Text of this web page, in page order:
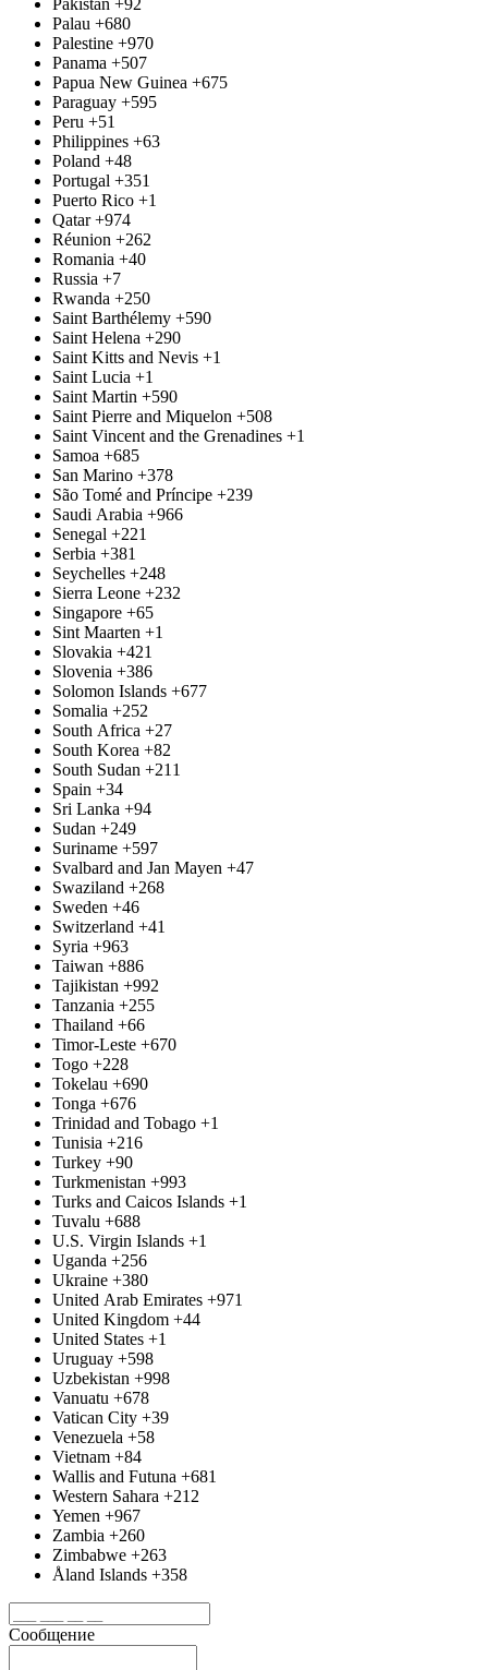
Pakistan +92
Palau +680
Palestine +970
Panama +507
Papua New Guinea +675
Paraguay +595
Peru +51
Philippines +63
Poland +48
Portugal +351
Puerto Rico +1
Qatar +974
Réunion +262
Romania +40
Russia +7
Rwanda +250
Saint Barthélemy +590
Saint Helena +290
Saint Kitts and Nevis +1
Saint Lucia +1
Saint Martin +590
Saint Pierre and Miquelon +508
Saint Vincent and the Grenadines +1
Samoa +685
San Marino +378
São Tomé and Príncipe +239
Saudi Arabia +966
Senegal +221
Serbia +381
Seychelles +248
Sierra Leone +232
Singapore +65
Sint Maarten +1
Slovakia +421
Slovenia +386
Solomon Islands +677
Somalia +252
South Africa +27
South Korea +82
South Sudan +211
Spain +34
Sri Lanka +94
Sudan +249
Suriname +597
Svalbard and Jan Mayen +47
Swaziland +268
Sweden +46
Switzerland +41
Syria +963
Taiwan +886
Tajikistan +992
Tanzania +255
Thailand +66
Timor-Leste +670
Togo +228
Tokelau +690
Tonga +676
Trinidad and Tobago +1
Tunisia +216
Turkey +90
Turkmenistan +993
Turks and Caicos Islands +1
Tuvalu +688
U.S. Virgin Islands +1
Uganda +256
Ukraine +380
United Arab Emirates +971
United Kingdom +44
United States +1
Uruguay +598
Uzbekistan +998
Vanuatu +678
Vatican City +39
Venezuela +58
Vietnam +84
Wallis and Futuna +681
Western Sahara +212
Yemen +967
Zambia +260
Zimbabwe +263
Åland Islands +358
Сообщение